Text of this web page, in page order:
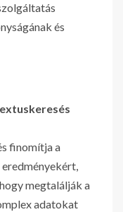
és
finomítja a
megtalálják a
adatokat